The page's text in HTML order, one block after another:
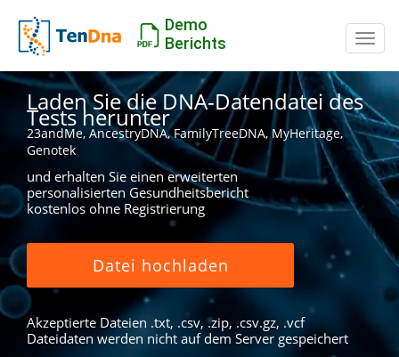
Demo
Berichts
Laden Sie die DNA-Datendatei des
Tests herunter
23andMe, AncestryDNA, FamilyTreeDNA, MyHeritage,
Genotek
und erhalten Sie einen erweiterten
personalisierten Gesundheitsbericht
kostenlos ohne Registrierung
Datei hochladen
Akzeptierte Dateien .txt, .csv, .zip, .csv.gz, .vcf
Dateidaten werden nicht auf dem Server gespeichert